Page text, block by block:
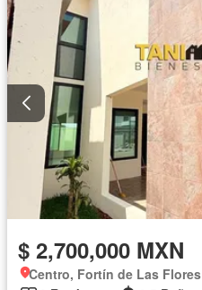
$ 2,700,000 MXN
Centro, Fortín de Las Flores